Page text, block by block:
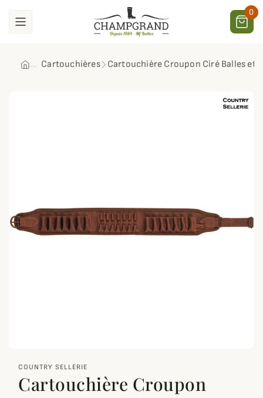
0
Cartouchières Cartouchière Croupon Ciré Balles et
COUNTRY SELLERIE
Cartouchière Croupon